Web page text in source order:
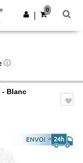
Obtenir l'appli
0
ⓘ
- Blanc